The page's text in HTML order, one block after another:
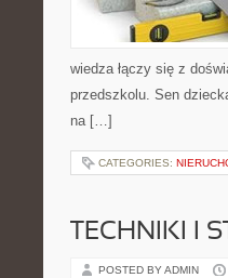
wiedza łączy się z
przedszkolu. Sen
na […]
CATEGORIES:
TECHNIKI I
POSTED BY ADMIN